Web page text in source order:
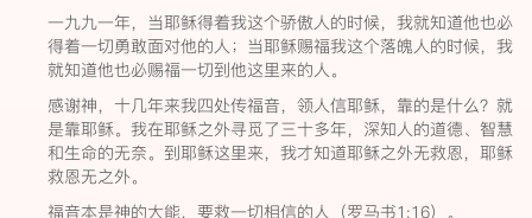
一九九一年，当耶稣得着我这个骄傲人的时候，我就知道他也必
得着一切勇敢面对他的人；当耶稣赐福我这个落魄人的时候，我
就知道他也必赐福一切到他这里来的人。
感谢神，十几年来我四处传福音，领人信耶稣，靠的是什么？就
是靠耶稣。我在耶稣之外寻觅了三十多年，深知人的道德、智慧
和生命的无奈。到耶稣这里来，我才知道耶稣之外无救恩，耶稣
救恩无之外。
福音本是神的大能，要救一切相信的人（罗马书1:16）。